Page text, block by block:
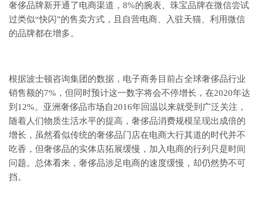
奢侈品牌新开通了电商渠道，8%的腕表、珠宝品牌在微信尝试
过类似“快闪”的售卖方式，且自营电商、入驻天猫、利用微信
的品牌都在增多。
根据波士顿咨询集团的数据，电子商务目前占全球奢侈品行业
销售额的7%，但同时预计这一数字将会不停增长，在2020年达
到12%。亚洲奢侈品市场自2016年回温以来就受到广泛关注，
随着人们物质生活水平的提高，奢侈品消费规模呈现出成倍的
增长，虽然看似传统的奢侈品门店在电商大行其道的时代并不
吃香，但奢侈品的实体店拓展缓慢，加入电商的行列只是时间
问题。总体看来，奢侈品涉足电商的速度缓慢，却仍然势不可
挡。